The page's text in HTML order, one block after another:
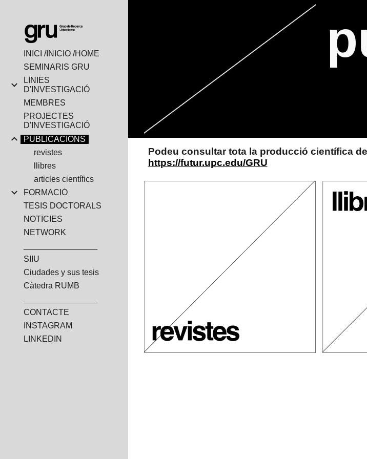
Skip to main content
INICI /INICIO /HOME
SEMINARIS GRU
LÍNIES
D'INVESTIGACIÓ
MEMBRES
PROJECTES
D'INVESTIGACIÓ
PUBLICACIONS
revistes
llibres
articles científics
FORMACIÓ
TESIS DOCTORALS
NOTÍCIES
NETWORK
SIIU
Ciudades y sus tesis
Càtedra RUMB
CONTACTE
INSTAGRAM
LINKEDIN
Podeu consultar tota la producció científica
https://futur.upc.edu/GRU